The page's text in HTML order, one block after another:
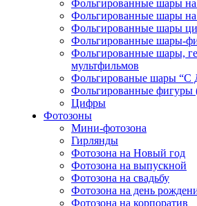
Фольгированные шары
Фольгированные шары
Фольгированные шары
Фольгированные шары-
Фольгированные шары,
мультфильмов
Фольгированые шары “С
Фольгированные фигуры
Цифры
Фотозоны
Мини-фотозона
Гирлянды
Фотозона на Новый год
Фотозона на выпускной
Фотозона на свадьбу
Фотозона на день
Фотозона на корпоратив